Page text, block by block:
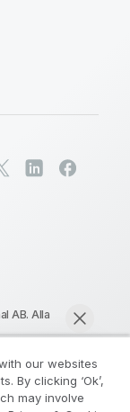
AB. Alla
our websites
By clicking ‘Ok’,
may involve